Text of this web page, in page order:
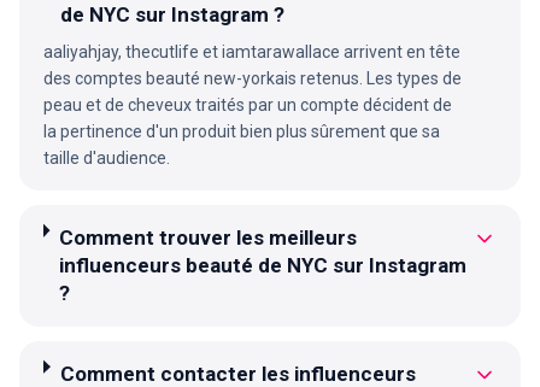
de NYC sur Instagram ?
aaliyahjay, thecutlife et iamtarawallace arrivent en tête
des comptes beauté new-yorkais retenus. Les types de
peau et de cheveux traités par un compte décident de
la pertinence d'un produit bien plus sûrement que sa
taille d'audience.
Comment trouver les meilleurs
influenceurs beauté de NYC sur Instagram
?
Comment contacter les influenceurs